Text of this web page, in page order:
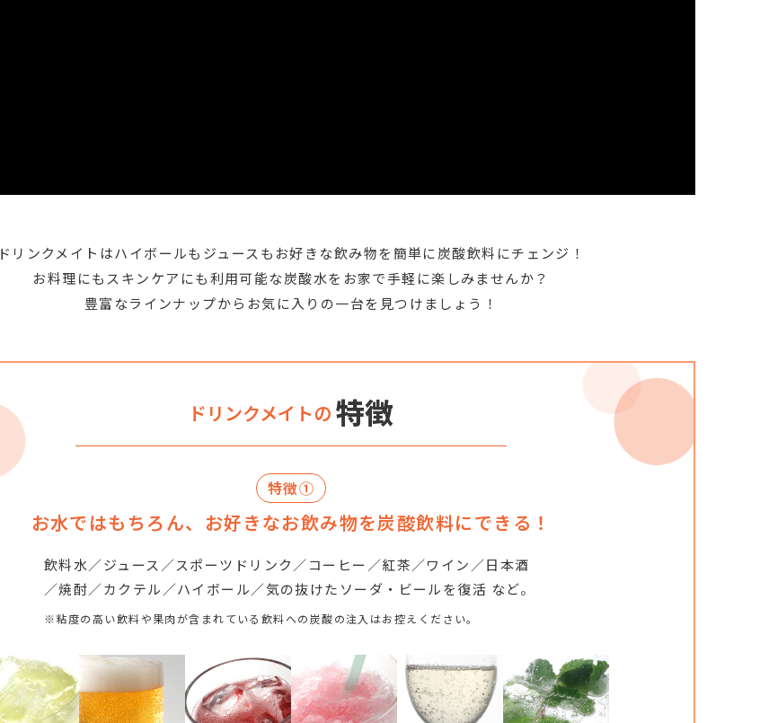
ドリンクメイトはハイボールもジュースもお好きな飲み物を簡単に炭酸飲料にチェンジ！
お料理にもスキンケアにも利用可能な炭酸水をお家で手軽に楽しみませんか？
豊富なラインナップからお気に入りの一台を見つけましょう！
ドリンクメイトの 特徴
特徴①
お水ではもちろん、お好きなお飲み物を炭酸飲料にできる！
飲料水／ジュース／スポーツドリンク／コーヒー／紅茶／ワイン／日本酒
／焼酎／カクテル／ハイボール／気の抜けたソーダ・ビールを復活 など。
※粘度の高い飲料や果肉が含まれている飲料への炭酸の注入はお控えください。